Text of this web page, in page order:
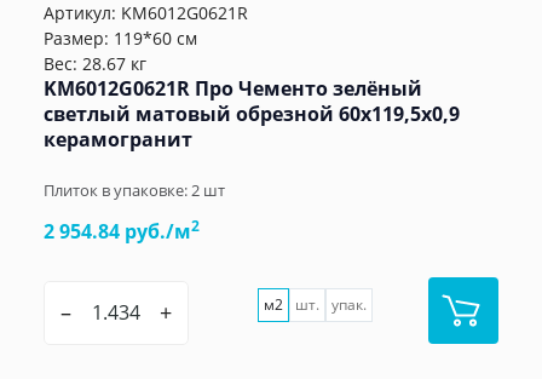
Артикул: KM6012G0621R
Размер: 119*60 см
Вес: 28.67 кг
KM6012G0621R Про Чементо зелёный
светлый матовый обрезной 60х119,5x0,9
керамогранит
Плиток в упаковке:2 шт
2 954.84 руб./м2
– + м2 шт. упак.